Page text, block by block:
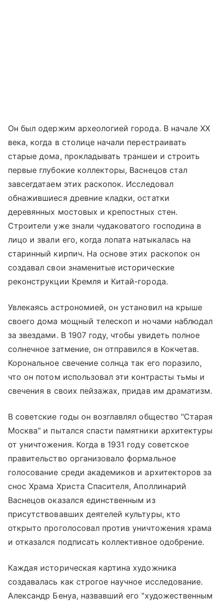
Он был одержим археологией города. В начале XX
века, когда в столице начали перестраивать
старые дома, прокладывать траншеи и строить
первые глубокие коллекторы, Васнецов стал
завсегдатаем этих раскопок. Исследовал
обнажившиеся древние кладки, остатки
деревянных мостовых и крепостных стен.
Строители уже знали чудаковатого господина в
лицо и звали его, когда лопата натыкалась на
старинный кирпич. На основе этих раскопок он
создавал свои знаменитые исторические
реконструкции Кремля и Китай-города.
Увлекаясь астрономией, он установил на крыше
своего дома мощный телескоп и ночами наблюдал
за звездами. В 1907 году, чтобы увидеть полное
солнечное затмение, он отправился в Кокчетав.
Корональное свечение солнца так его поразило,
что он потом использовал эти контрасты тьмы и
свечения в своих пейзажах, придав им драматизм.
В советские годы он возглавлял общество "Старая
Москва" и пытался спасти памятники архитектуры
от уничтожения. Когда в 1931 году советское
правительство организовало формальное
голосование среди академиков и архитекторов за
сносХрама Христа Спасителя, Аполлинарий
Васнецов оказался единственным из
присутствовавших деятелей культуры, кто
открыто проголосовал против уничтожения храма
и отказался подписать коллективное одобрение.
Каждая историческая картина художника
создавалась как строгое научное исследование.
Александр Бенуа, назвавший его "художественным